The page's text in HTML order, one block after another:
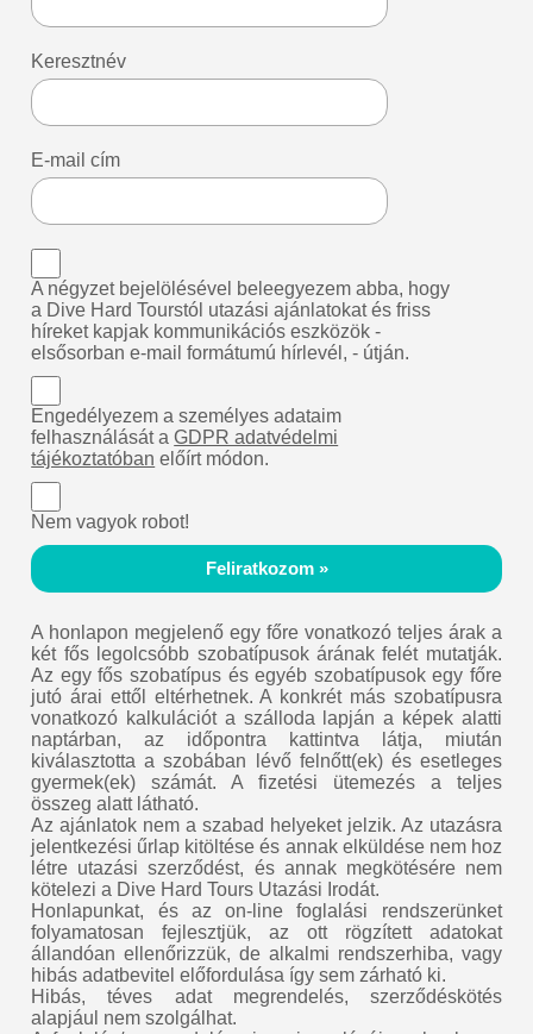
Keresztnév
E-mail cím
A négyzet bejelölésével beleegyezem abba, hogy
a Dive Hard Tourstól utazási ajánlatokat és friss
híreket kapjak kommunikációs eszközök -
elsősorban e-mail formátumú hírlevél, - útján.
Engedélyezem a személyes adataim
felhasználását aGDPR adatvédelmi
tájékoztatóban előírt módon.
Nem vagyok robot!
Feliratkozom »
A honlapon megjelenő egy főre vonatkozó teljes árak a
két fős legolcsóbb szobatípusok árának felét mutatják.
Az egy fős szobatípus és egyéb szobatípusok egy főre
jutó árai ettől eltérhetnek. A konkrét más szobatípusra
vonatkozó kalkulációt a szálloda lapján a képek alatti
naptárban, az időpontra kattintva látja, miután
kiválasztotta a szobában lévő felnőtt(ek) és esetleges
gyermek(ek) számát. A fizetési ütemezés a teljes
összeg alatt látható.
Az ajánlatok nem a szabad helyeket jelzik. Az utazásra
jelentkezési űrlap kitöltése és annak elküldése nem hoz
létre utazási szerződést, és annak megkötésére nem
kötelezi a Dive Hard Tours Utazási Irodát.
Honlapunkat, és az on-line foglalási rendszerünket
folyamatosan fejlesztjük, az ott rögzített adatokat
állandóan ellenőrizzük, de alkalmi rendszerhiba, vagy
hibás adatbevitel előfordulása így sem zárható ki.
Hibás, téves adat megrendelés, szerződéskötés
alapjául nem szolgálhat.